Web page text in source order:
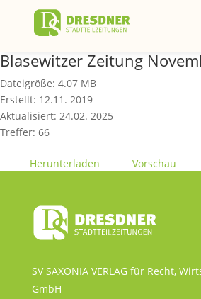
Blasewitzer Zeitung
Dateigröße: 4.07 MB
Erstellt: 12.11. 2019
Aktualisiert: 24.02. 2025
Treffer: 66
Herunterladen Vorschau
SV SAXONIA VERLAG für Recht,
GmbH